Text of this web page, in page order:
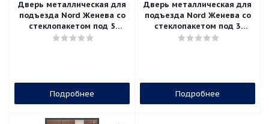
Дверь металлическая для
подъезда Nord Женева со
стеклопакетом под 5
стёкол
Подробнее
Дверь металлическая для
подъезда Nord Женева со
стеклопакетом под 3
стекла
Подробнее